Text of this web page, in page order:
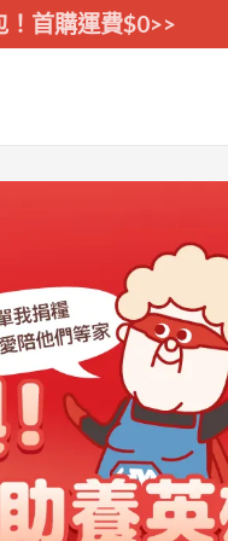
！首購運費$0>>